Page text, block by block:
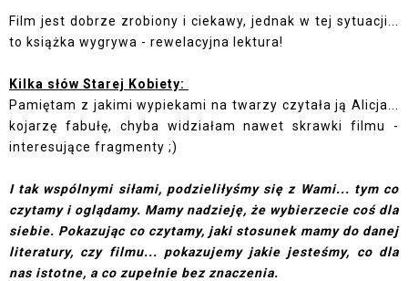
Film jest dobrze zrobiony i ciekawy, jednak w tej sytuacji...
to książka wygrywa - rewelacyjna lektura!
Kilka słów Starej Kobiety:
Pamiętam z jakimi wypiekami na twarzy czytała ją Alicja...
kojarzę fabułę, chyba widziałam nawet skrawki filmu -
interesujące fragmenty ;)
I tak wspólnymi siłami, podzieliłyśmy się z Wami... tym co
czytamy i oglądamy. Mamy nadzieję, że wybierzecie coś dla
siebie. Pokazując co czytamy, jaki stosunek mamy do danej
literatury, czy filmu... pokazujemy jakie jesteśmy, co dla
nas istotne, a co zupełnie bez znaczenia.